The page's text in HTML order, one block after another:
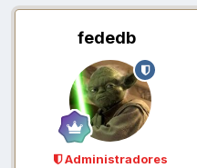
fededb
Administradores